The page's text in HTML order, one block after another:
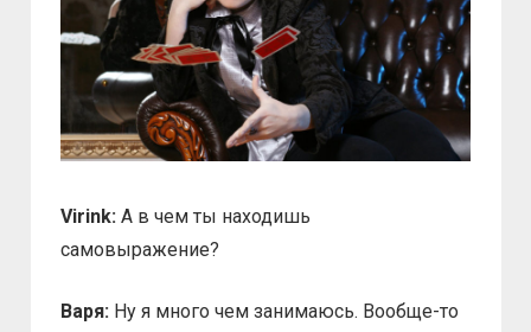
Virink: А в чем ты находишь
самовыражение?
Варя: Ну я много чем занимаюсь. Вообще-то